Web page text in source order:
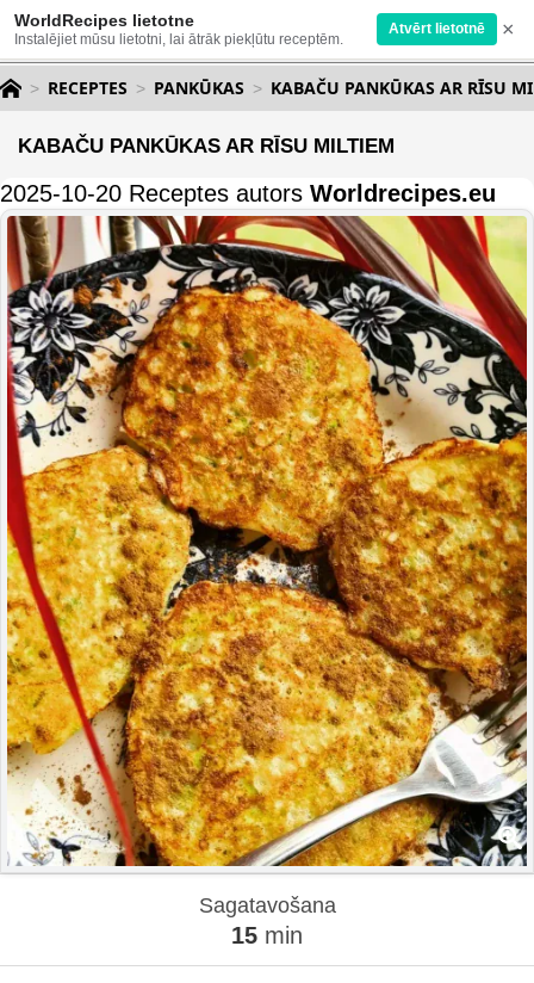
WorldRecipes lietotne
Instalējiet mūsu lietotni, lai ātrāk piekļūtu receptēm.
Atvērt lietotnē ×
RECEPTES PANKŪKAS KABAČU PANKŪKAS AR RĪSU
KABAČU PANKŪKAS AR RĪSU MILTIEM
2025-10-20 Receptes autors Worldrecipes.eu
Sagatavošana
15 min